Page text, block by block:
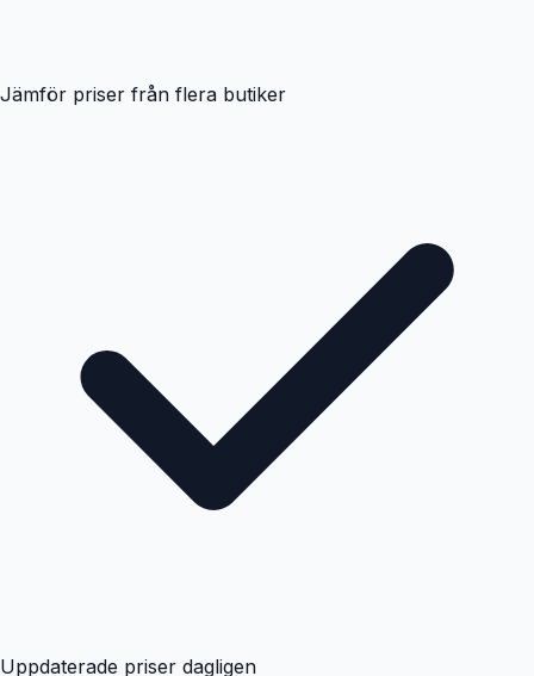
Jämför priser från flera butiker
Uppdaterade priser dagligen